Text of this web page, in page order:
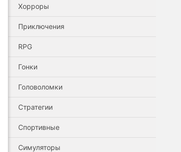
Хорроры
Приключения
RPG
Гонки
Головоломки
Стратегии
Спортивные
Симуляторы